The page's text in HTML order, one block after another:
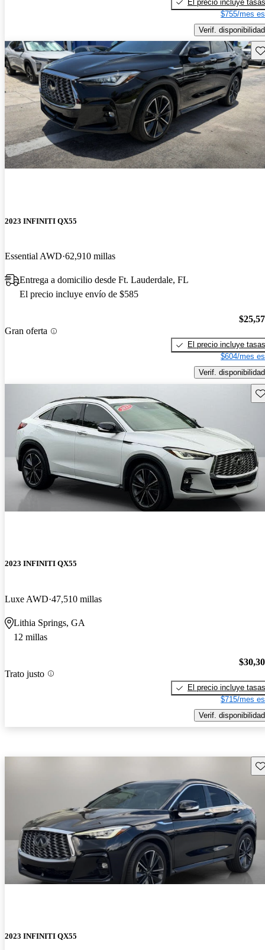
El precio incluye tasas
$755/mes
Verif. disponibilidad
2023 INFINITI QX55
Essential AWD 62,910 millas
Entrega a domicilio desde Ft. Lauderdale, FL
El precio incluye envío de $585
Gran oferta
El precio incluye tasas
$604/mes
Verif. disponibilidad
2023 INFINITI QX55
Luxe AWD 47,510 millas
Lithia Springs, GA
12 millas
Trato justo
El precio incluye tasas
$715/mes
Verif. disponibilidad
2023 INFINITI QX55